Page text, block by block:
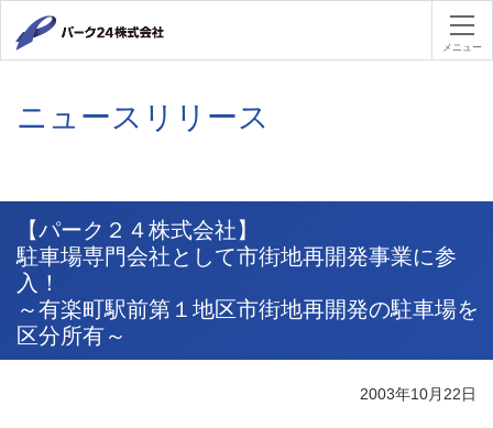
パーク２
メニュー
ニュースリリース
【パーク２４株式会社】
駐車場専門会社として市街地再開発事業に参
入！
～有楽町駅前第１地区市街地再開発の駐車場を
区分所有～
2003年10月22日